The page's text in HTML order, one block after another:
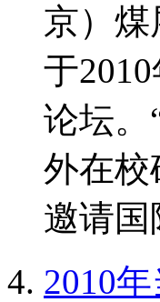
京）煤
于
论坛。
外在校
邀请国
2010